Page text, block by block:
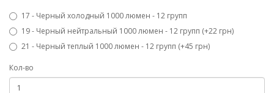
17 - Черный холодный 1000 люмен - 12 групп
19 - Черный нейтральный 1000 люмен - 12 групп (+22 грн)
21 - Черный теплый 1000 люмен - 12 групп (+45 грн)
Кол-во